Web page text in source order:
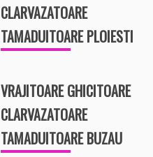
CLARVAZATOARE
TAMADUITOARE PLOIESTI
VRAJITOARE GHICITOARE
CLARVAZATOARE
TAMADUITOARE BUZAU